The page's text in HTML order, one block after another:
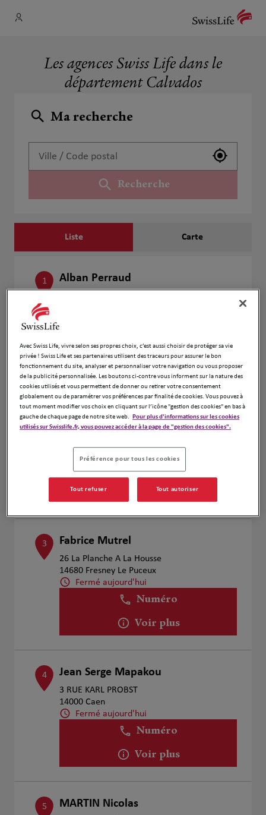
Les agences Swiss Life dans le
département Calvados
Ma recherche
Utiliser
Recherche
Liste Carte
1 Alban Perraud
Voir plus
2 Boris Lukaszewicz
120 Rue De Falaise
Fermé aujourd'hui
Numéro
Voir plus
3 Fabrice Mutrel
26 La Planche A La Housse
14680 Fresney Le Puceux
Fermé aujourd'hui
Numéro
Voir plus
4 Jean Serge Mapakou
3 RUE KARL PROBST
14000 Caen
Fermé aujourd'hui
Numéro
Voir plus
5 MARTIN Nicolas
Avec Swiss Life, vivre selon ses propres choix, c’est aussi choisir de protéger sa vie
privée ! Swiss Life et ses partenaires utilisent des traceurs pour assurer le bon
fonctionnement du site, analyser et personnaliser votre navigation ou vous proposer
de la publicité personnalisée. Les boutons ci-contre vous informent sur la nature des
cookies utilisés et vous permettent de donner ou retirer votre consentement
globalement ou de paramétrer vos préférences par finalité de cookies. Vous pouvez à
tout moment modifier vos choix en cliquant sur l’icône "gestion des cookies" en bas à
gauche de chaque page de notre site web. Pour plus d'informations sur les cookies
utilisés sur Swisslife.fr, vous pouvez accéder à la page de "gestion des cookies".
Préférence pour tous les cookies
Tout refuser Tout autoriser